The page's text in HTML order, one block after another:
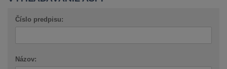
Číslo predpisu:
Názov: